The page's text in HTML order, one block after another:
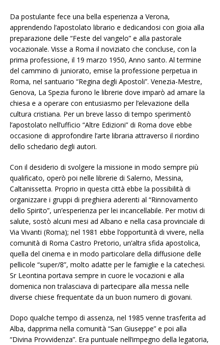
Da postulante fece una bella esperienza a Verona,
apprendendo l’apostolato librario e dedicandosi con gioia alla
preparazione delle “Feste del vangelo” e alla pastorale
vocazionale. Visse a Roma il noviziato che concluse, con la
prima professione, il 19 marzo 1950, Anno santo. Al termine
del cammino di juniorato, emise la professione perpetua in
Roma, nel santuario “Regina degli Apostoli”. Venezia-Mestre,
Genova, La Spezia furono le librerie dove imparò ad amare la
chiesa e a operare con entusiasmo per l’elevazione della
cultura cristiana. Per un breve lasso di tempo sperimentò
l’apostolato nell’ufficio “Altre Edizioni” di Roma dove ebbe
occasione di approfondire l’arte libraria attraverso il riordino
dello schedario degli autori.
Con il desiderio di svolgere la missione in modo sempre più
qualificato, operò poi nelle librerie di Salerno, Messina,
Caltanissetta. Proprio in questa città ebbe la possibilità di
organizzare i gruppi di preghiera aderenti al “Rinnovamento
dello Spirito”, un’esperienza per lei incancellabile. Per motivi di
salute, sostò alcuni mesi ad Albano e nella casa provinciale di
Via Vivanti (Roma); nel 1981 ebbe l’opportunità di vivere, nella
comunità di Roma Castro Pretorio, un’altra sfida apostolica,
quella del cinema e in modo particolare della diffusione delle
pellicole “super/8”, molto adatte per le famiglie e la catechesi.
Sr Leontina portava sempre in cuore le vocazioni e alla
domenica non tralasciava di partecipare alla messa nelle
diverse chiese frequentate da un buon numero di giovani.
Dopo qualche tempo di assenza, nel 1985 venne trasferita ad
Alba, dapprima nella comunità “San Giuseppe” e poi alla
“Divina Provvidenza”. Era puntuale nell’impegno della legatoria,